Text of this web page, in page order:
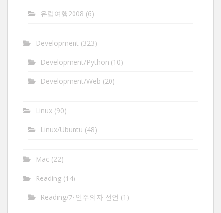
유럽여행2008 (6)
Development (323)
Development/Python (10)
Development/Web (20)
Linux (90)
Linux/Ubuntu (48)
Mac (22)
Reading (14)
Reading/개인주의자 선언 (1)